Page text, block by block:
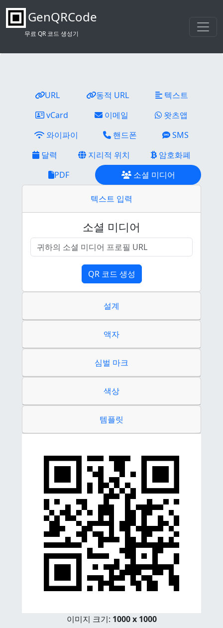
GenQRCode
무료 QR 코드 생성기
URL 동적 URL
텍스트
vCard
이메일
왓츠앱
와이파이
핸드폰
SMS
달력
지리적 위치
암호화폐
PDF
소셜 미디어
텍스트 입력
소셜 미디어
QR 코드 생성
설계
액자
심벌 마크
색상
템플릿
이미지 크기: 1000 x 1000